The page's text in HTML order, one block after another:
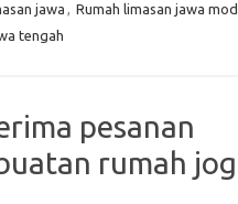
jawa , Rumah limasan jawa
tengah
pesanan
rumah